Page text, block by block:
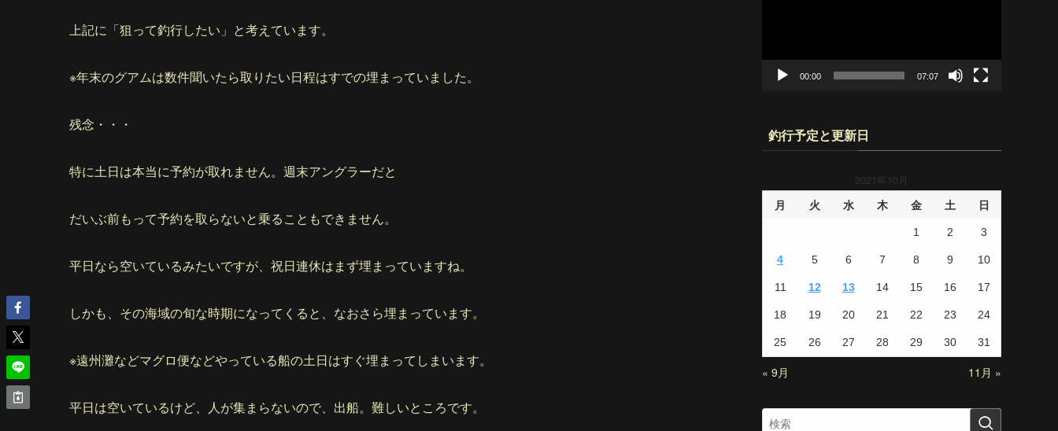
上記に「狙って釣行したい」と考えています。
※年末のグアムは数件聞いたら取りたい日程はすでの埋まっていました。
残念・・・
特に土日は本当に予約が取れません。週末アングラーだと
だいぶ前もって予約を取らないと乗ることもできません。
平日なら空いているみたいですが、祝日連休はまず埋まっていますね。
しかも、その海域の旬な時期になってくると、なおさら埋まっています。
※遠州灘などマグロ便などやっている船の土日はすぐ埋まってしまいます。
平日は空いているけど、人が集まらないので、出船。難しいところです。
00:00 07:07
釣行予定と更新日
2021年10月
月 火 水 木 金 土 日
1 2 3
4 5 6 7 8 9 10
11 12 13 14 15 16 17
18 19 20 21 22 23 24
25 26 27 28 29 30 31
« 9月 11月 »